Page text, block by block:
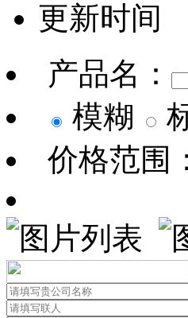
更新时间
产品名：
模糊
价格范围